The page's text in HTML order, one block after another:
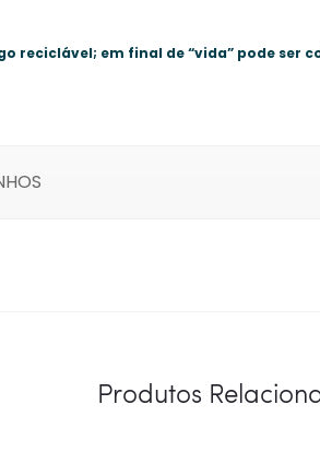
reciclável; em final de “vida” pode ser
Produtos